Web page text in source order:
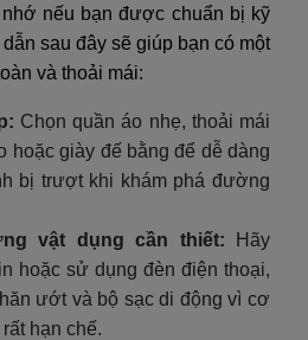
nếu bạn được chuẩn bị kỹ
sau đây sẽ giúp bạn có một
và thoải mái:
Chọn quần áo nhẹ, thoải mái
hoặc giày đế bằng để dễ dàng
bị trượt khi khám phá đường
vật dụng cần thiết:
Hãy
hoặc sử dụng đèn điện thoại,
ướt và bộ sạc di động vì cơ
hạn chế.